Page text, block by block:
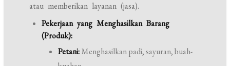
atau memberikan layanan (jasa).
Pekerjaan yang Menghasilkan Barang
(Produk):
Petani:Menghasilkan padi, sayuran, buah-